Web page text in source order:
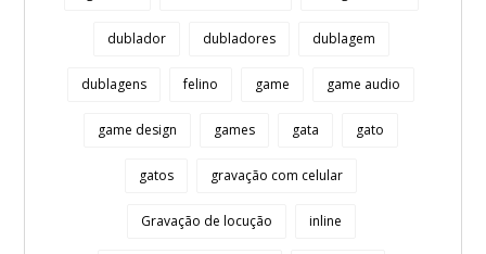
dublador dubladores dublagem
dublagens felino game game audio
game design games gata gato
gatos gravação com celular
Gravação de locução inline